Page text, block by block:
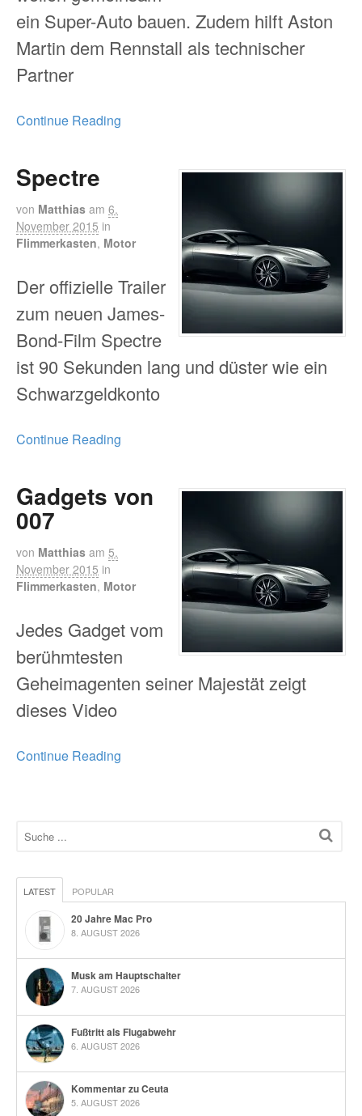
ein Super-Auto bauen. Zudem hilft Aston
Martin dem Rennstall als technischer
Partner
Continue Reading
Spectre
von Matthias am 6.
November 2015 in
Flimmerkasten, Motor
Der offizielle Trailer
zum neuen James-
Bond-Film Spectre
ist 90 Sekunden lang und düster wie ein
Schwarzgeldkonto
Continue Reading
Gadgets von
007
von Matthias am 5.
November 2015 in
Flimmerkasten, Motor
Jedes Gadget vom
berühmtesten
Geheimagenten seiner Majestät zeigt
dieses Video
Continue Reading
LATEST POPULAR
20 Jahre Mac Pro
8. AUGUST 2026
Musk am Hauptschalter
7. AUGUST 2026
Fußtritt als Flugabwehr
6. AUGUST 2026
Kommentar zu Ceuta
5. AUGUST 2026